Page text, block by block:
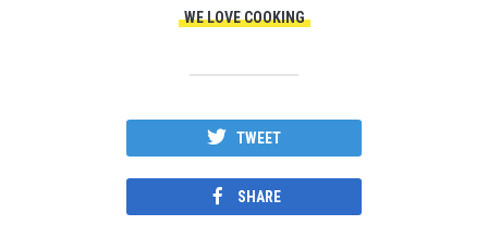
WE LOVE COOKING
TWEET
SHARE